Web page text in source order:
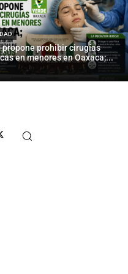
propone prohibir cirugías
en menores en Oaxaca;...